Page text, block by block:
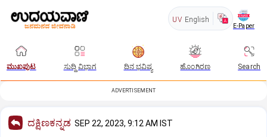
UV English
E-Paper
ಮುಖಪುಟ ಸುದ್ದಿ ವಿಭಾಗ ದಿನ ಭವಿಷ್ಯ ಹೊಂಗಿರಣ Search
ADVERTISEMENT
ದಕ್ಷಿಣಕನ್ನಡ SEP 22, 2023, 9:12 AM IST